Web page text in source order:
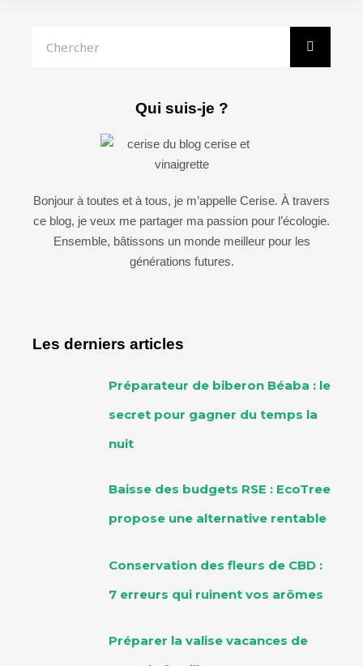
Qui suis-je ?
Bonjour à toutes et à tous, je m’appelle Cerise. À travers
ce blog, je veux me partager ma passion pour l’écologie.
Ensemble, bâtissons un monde meilleur pour les
générations futures.
Les derniers articles
Préparateur de biberon Béaba : le
secret pour gagner du temps la
nuit
Baisse des budgets RSE : EcoTree
propose une alternative rentable
Conservation des fleurs de CBD :
7 erreurs qui ruinent vos arômes
Préparer la valise vacances de